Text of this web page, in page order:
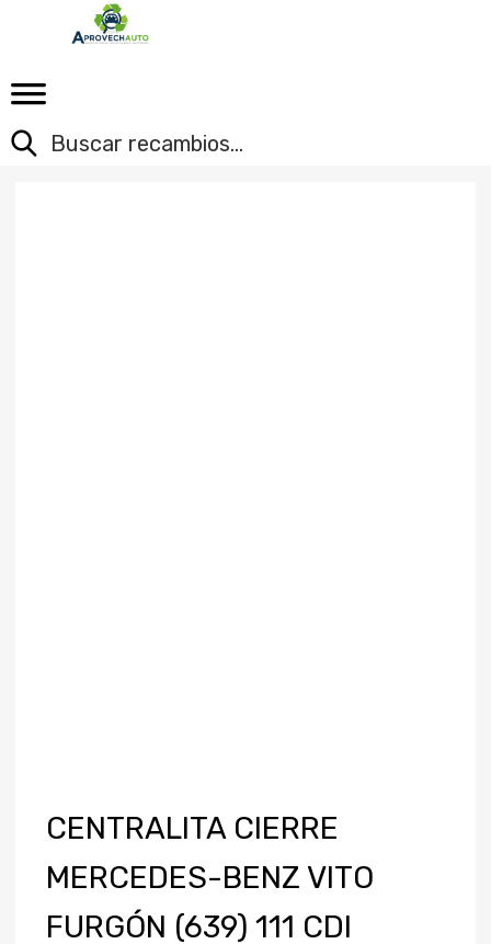
CENTRALITA CIERRE
MERCEDES-BENZ VITO
FURGÓN (639) 111 CDI